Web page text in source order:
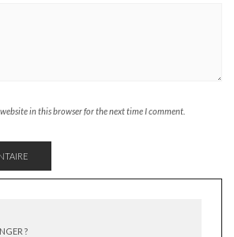
in this browser for the next time I comment.
?